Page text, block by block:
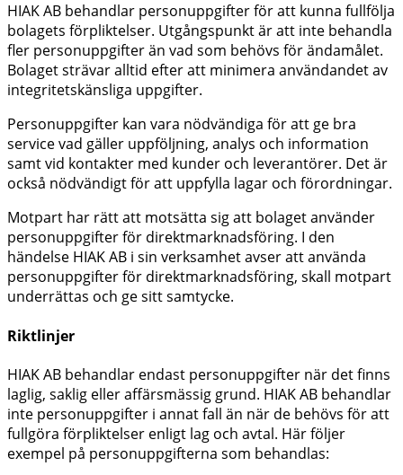
HIAK AB behandlar personuppgifter för att kunna fullfölja
bolagets förpliktelser. Utgångspunkt är att inte behandla
fler personuppgifter än vad som behövs för ändamålet.
Bolaget strävar alltid efter att minimera användandet av
integritetskänsliga uppgifter.
Personuppgifter kan vara nödvändiga för att ge bra
service vad gäller uppföljning, analys och information
samt vid kontakter med kunder och leverantörer. Det är
också nödvändigt för att uppfylla lagar och förordningar.
Motpart har rätt att motsätta sig att bolaget använder
personuppgifter för direktmarknadsföring. I den
händelse HIAK AB i sin verksamhet avser att använda
personuppgifter för direktmarknadsföring, skall motpart
underrättas och ge sitt samtycke.
Riktlinjer
HIAK AB behandlar endast personuppgifter när det finns
laglig, saklig eller affärsmässig grund. HIAK AB behandlar
inte personuppgifter i annat fall än när de behövs för att
fullgöra förpliktelser enligt lag och avtal. Här följer
exempel på personuppgifterna som behandlas: